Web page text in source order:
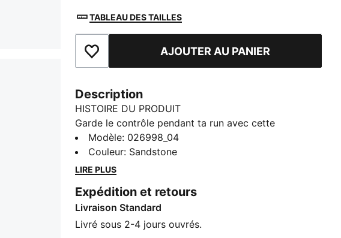
TABLEAU DES TAILLES
Ajouter aux favorisAJOUTER AU PANIER
Description
HISTOIRE DU PRODUIT
Garde le contrôle pendant ta run avec cette
casquette non structurée. Sa visière pré-courbée et
sa fermeture par cordon élastique assurent un
maintien décontracté, tandis que la technologie
plein run ou en route pour un café post-course,
PUMA t’accompagne avec style.
CARACTÉRISTIQUES + AVANTAGES
Modèle: 026998_04
Couleur: Sandstone
LIRE PLUS
Expédition et retours
Livraison Standard
Livré sous 2-4 jours ouvrés.